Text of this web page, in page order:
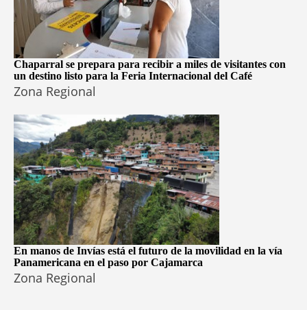
Chaparral se prepara para recibir a miles de visitantes con
un destino listo para la Feria Internacional del Café
Zona Regional
En manos de Invías está el futuro de la movilidad en la vía
Panamericana en el paso por Cajamarca
Zona Regional